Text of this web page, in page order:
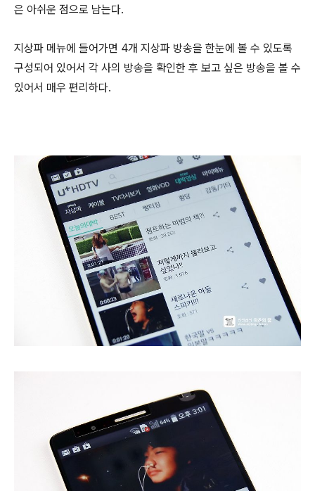
은 아쉬운 점으로 남는다.
지상파 메뉴에 들어가면 4개 지상파 방송을 한눈에 볼 수 있도록
구성되어 있어서 각 사의 방송을 확인한 후 보고 싶은 방송을 볼 수
있어서 매우 편리하다.